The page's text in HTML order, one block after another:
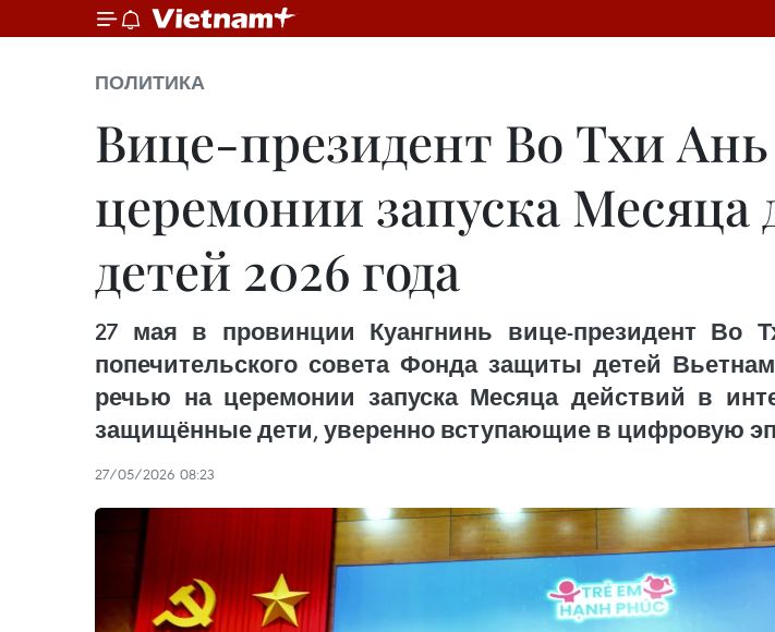
ПОЛИТИКА
Вице-президент Во Тхи
церемонии запуска Месяца
детей 2026 года
27 мая в провинции Куангнинь вице-президент Во
попечительского совета Фонда защиты детей
речью на церемонии запуска Месяца действий в
защищённые дети, уверенно вступающие в цифровую
27/05/2026 08:23